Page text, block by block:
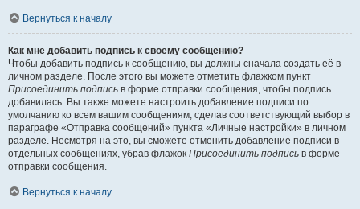
Вернуться к началу
Как мне добавить подпись к своему сообщению?
Чтобы добавить подпись к сообщению, вы должны сначала создать её в
личном разделе. После этого вы можете отметить флажком пункт
Присоединить подпись в форме отправки сообщения, чтобы подпись
добавилась. Вы также можете настроить добавление подписи по
умолчанию ко всем вашим сообщениям, сделав соответствующий выбор в
параграфе «Отправка сообщений» пункта «Личные настройки» в личном
разделе. Несмотря на это, вы сможете отменить добавление подписи в
отдельных сообщениях, убрав флажок Присоединить подпись в форме
отправки сообщения.
Вернуться к началу